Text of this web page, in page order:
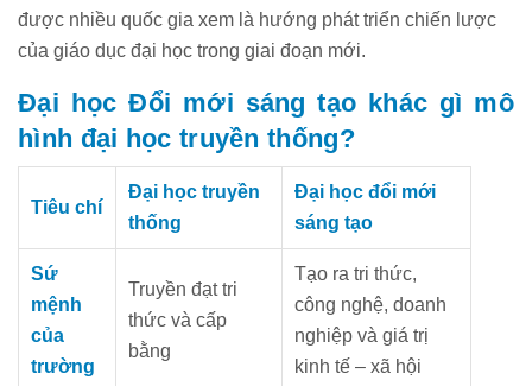
được nhiều quốc gia xem là hướng phát triển chiến lược
của giáo dục đại học trong giai đoạn mới.
Đại học Đổi mới sáng tạo khác gì mô
hình đại học truyền thống?
Tiêu chí
Đại học truyền
thống
Đại học đổi mới
sáng tạo
Sứ
mệnh
của
trường
Truyền đạt tri
thức và cấp
bằng
Tạo ra tri thức,
công nghệ, doanh
nghiệp và giá trị
kinh tế – xã hội